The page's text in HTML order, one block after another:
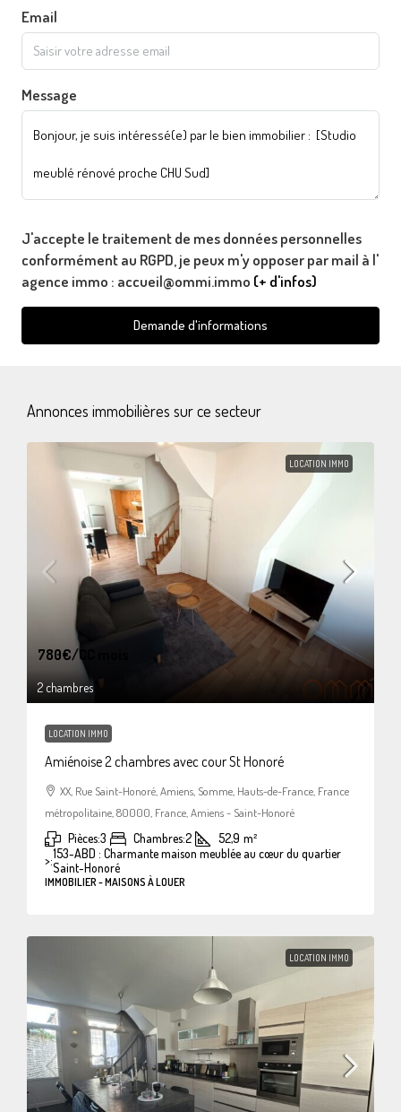
Email
Message
J'accepte le traitement de mes données personnelles
conformément au RGPD, je peux m'y opposer par mail à l'
agence immo : accueil@ommi.immo (+ d'infos)
Demande d'informations
Annonces immobilières sur ce secteur
LOCATION IMMO
780€/CC mois
2 chambres
LOCATION IMMO
Amiénoise 2 chambres avec cour St Honoré
XX, Rue Saint-Honoré, Amiens, Somme, Hauts-de-France, France
métropolitaine, 80000, France, Amiens - Saint-Honoré
Pièces:3 Chambres:2 52,9 m²
>:153-ABD : Charmante maison meublée au cœur du quartier
Saint-Honoré
IMMOBILIER - MAISONS À LOUER
LOCATION IMMO